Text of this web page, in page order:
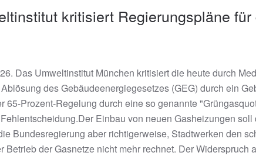
kritisiert Regierungspläne für
Das Umweltinstitut München kritisiert die heute durch
des Gebäudeenergiegesetzes (GEG) durch ein
65-Prozent-Regelung durch eine so genannte
Einbau von neuen Gasheizungen
Bundesregierung aber richtigerweise, Stadtwerken den
Betrieb der Gasnetze nicht mehr rechnet. Der Widerspruch